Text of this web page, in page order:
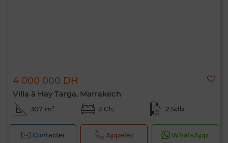
4 000 000 DH
Villa à Hay Targa, Marrakech
307 m² 3 Ch. 2 Sdb.
Contacter Appelez WhatsApp